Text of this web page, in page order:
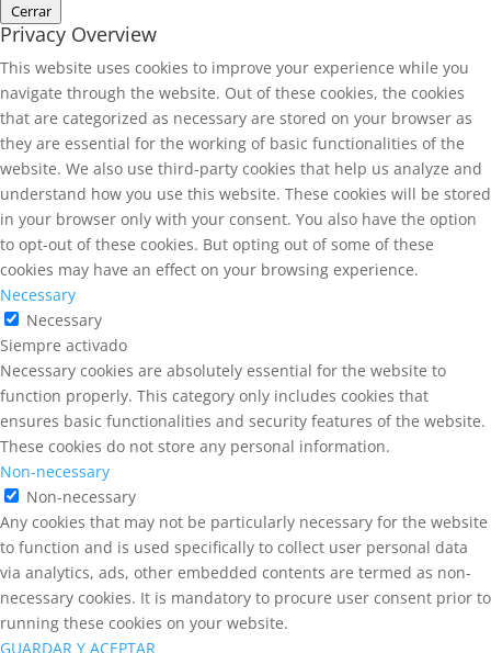
Cerrar
Privacy Overview
This website uses cookies to improve your experience while you
navigate through the website. Out of these cookies, the cookies
that are categorized as necessary are stored on your browser as
they are essential for the working of basic functionalities of the
website. We also use third-party cookies that help us analyze and
understand how you use this website. These cookies will be stored
in your browser only with your consent. You also have the option
to opt-out of these cookies. But opting out of some of these
cookies may have an effect on your browsing experience.
Necessary
Necessary
Siempre activado
Necessary cookies are absolutely essential for the website to
function properly. This category only includes cookies that
ensures basic functionalities and security features of the website.
These cookies do not store any personal information.
Non-necessary
Non-necessary
Any cookies that may not be particularly necessary for the website
to function and is used specifically to collect user personal data
via analytics, ads, other embedded contents are termed as non-
necessary cookies. It is mandatory to procure user consent prior to
running these cookies on your website.
GUARDAR Y ACEPTAR